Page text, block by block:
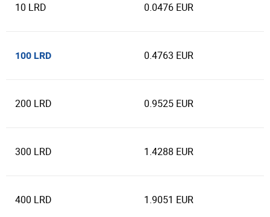
10 LRD 0.0476 EUR
100 LRD 0.4763 EUR
200 LRD 0.9525 EUR
300 LRD 1.4288 EUR
400 LRD 1.9051 EUR